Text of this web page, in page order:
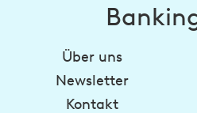
Über uns
Newsletter
Kontakt